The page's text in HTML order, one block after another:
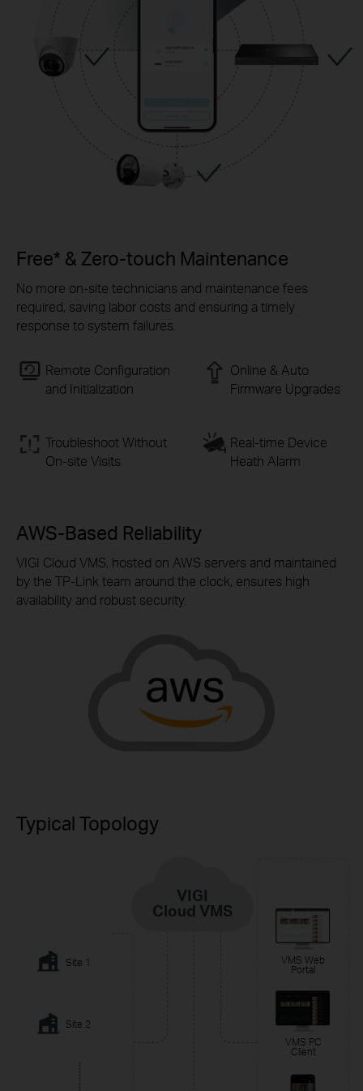
Free* & Zero-touch Maintenance
No more on-site technicians and maintenance fees
required, saving labor costs and ensuring a timely
response to system failures.
Remote Configuration
and Initialization
Online & Auto
Firmware Upgrades
Troubleshoot Without
On-site Visits
Real-time Device
Heath Alarm
AWS-Based Reliability
VIGI Cloud VMS, hosted on AWS servers and maintained
by the TP-Link team around the clock, ensures high
availability and robust security.
Typical Topology
Site 1
Site 2
VMS Web
Portal
VMS PC
Client
VIGI
Cloud VMS